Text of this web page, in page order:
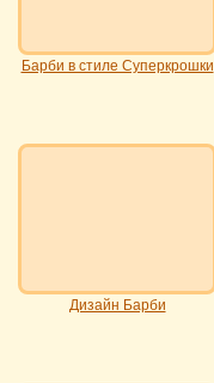
Барби в стиле Суперкрошки
Дизайн Барби